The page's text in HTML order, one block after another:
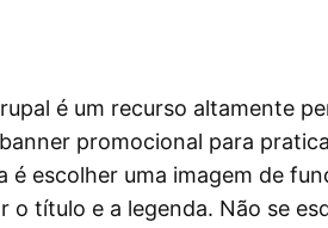
é um recurso altamente
promocional para
é escolher uma imagem de
o título e a legenda. Não se